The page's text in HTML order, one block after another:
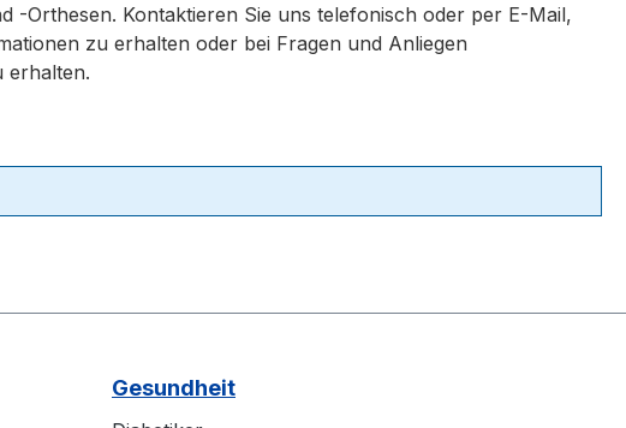
-Orthesen. Kontaktieren Sie uns telefonisch oder per E-Mail,
zu erhalten oder bei Fragen und Anliegen
erhalten.
Gesundheit